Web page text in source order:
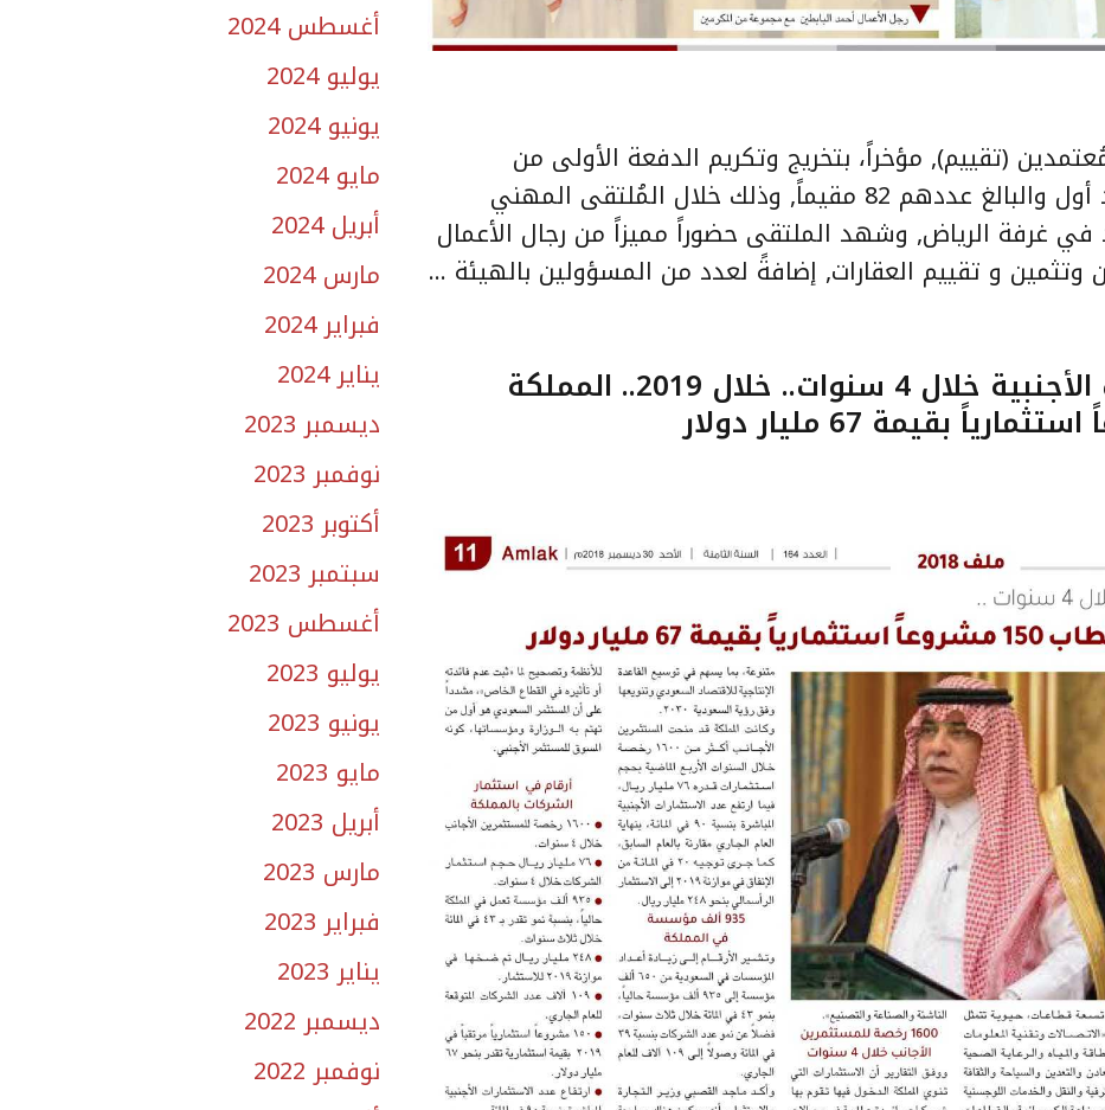
(تقييم), مؤخراً، بتخريج وتكريم الدفعة الأولى من
المُقيمين الحاصلين على عضوية مُعتمد أول والبالغ عددهم 82 مقيماً, وذلك خلال المُلتقى المهني
في غرفة الرياض, وشهد الملتقى حضوراً مميزاً من رجال الأعمال
و تقييم العقارات, إضافةً لعدد من المسؤولين بالهيئة …
76 مليار ريال حجم الاستثمارات الأجنبية خلال 4 سنوات.. خلال 2019.. المملكة
أغسطس 2024
يوليو 2024
يونيو 2024
مايو 2024
أبريل 2024
مارس 2024
فبراير 2024
يناير 2024
ديسمبر 2023
نوفمبر 2023
أكتوبر 2023
سبتمبر 2023
أغسطس 2023
يوليو 2023
يونيو 2023
مايو 2023
أبريل 2023
مارس 2023
فبراير 2023
يناير 2023
ديسمبر 2022
نوفمبر 2022